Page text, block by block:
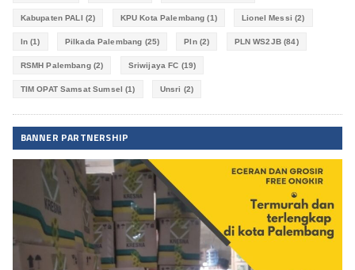
Kabupaten PALI (2) KPU Kota Palembang (1) Lionel Messi (2)
ln (1) Pilkada Palembang (25) Pln(2) PLN WS2JB(84)
RSMH Palembang(2) Sriwijaya FC (19)
TIM OPAT Samsat Sumsel (1) Unsri (2)
BANNER PARTNERSHIP